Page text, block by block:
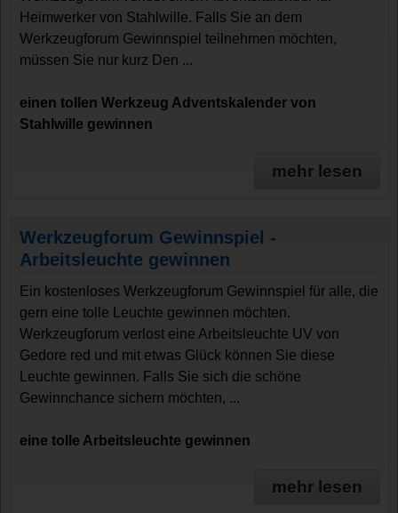
Heimwerker von Stahlwille. Falls Sie an dem
Werkzeugforum Gewinnspiel teilnehmen möchten,
müssen Sie nur kurz Den ...
einen tollen Werkzeug Adventskalender von
Stahlwille gewinnen
mehr lesen
Werkzeugforum Gewinnspiel -
Arbeitsleuchte gewinnen
Ein kostenloses Werkzeugforum Gewinnspiel für alle, die
gern eine tolle Leuchte gewinnen möchten.
Werkzeugforum verlost eine Arbeitsleuchte UV von
Gedore red und mit etwas Glück können Sie diese
Leuchte gewinnen. Falls Sie sich die schöne
Gewinnchance sichern möchten, ...
eine tolle Arbeitsleuchte gewinnen
mehr lesen